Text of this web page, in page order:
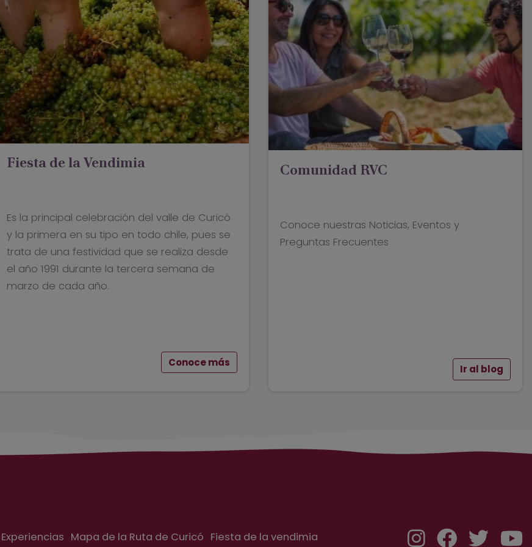
Fiesta de la Vendimia
Es la principal celebración del valle de Curicó
y la primera en su tipo en todo chile, pues se
trata de una festividad que se realiza desde
el año 1991 durante la tercera semana de
marzo de cada año.
Conoce más
Comunidad RVC
Conoce nuestras Noticias, Eventos y
Preguntas Frecuentes
Ir al blog
Experiencias Mapa de la Ruta de Curicó Fiesta de la vendimia